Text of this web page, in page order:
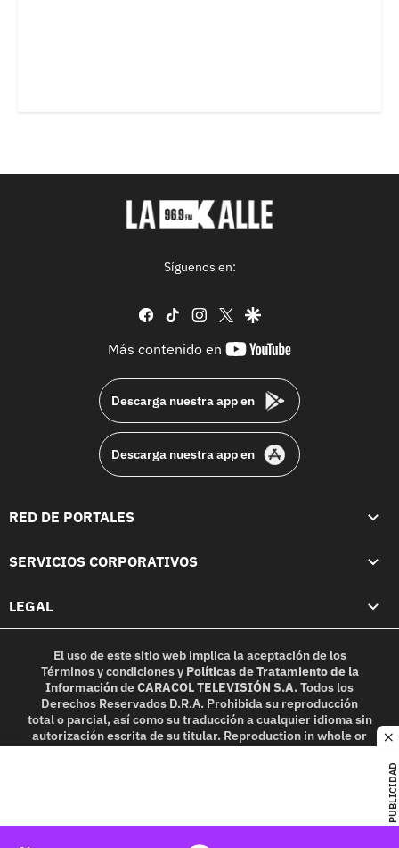
PUBLICIDAD
Síguenos en:
facebook
tiktok instagram
twittergoogle
Más contenido en
youtube-
Descarga nuestra app en
Descarga nuestra app en
RED DE PORTALES
SERVICIOS CORPORATIVOS
LEGAL
El uso de este sitio web implica la aceptación de los
Términos y condicionesy Políticas de Tratamiento de la
InformacióndeCARACOL TELEVISIÓN S.A.Todos los
Derechos Reservados D.R.A. Prohibida su reproducción
total o parcial, así como su traducción a cualquier idioma sin
autorización escrita de su titular. Reproduction in whole or
in part, or translation without written permission is